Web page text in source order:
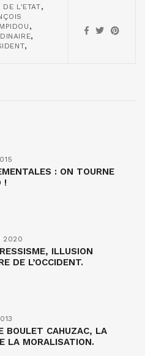
DE L'ETAT,
,
,
,
: ON TOURNE
!
2020
ILLUSION
DE L’OCCIDENT.
BOULET CAHUZAC, LA
LA MORALISATION.